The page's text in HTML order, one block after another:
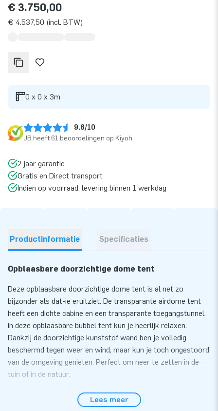
€ 3.750,00
€ 4.537,50 (incl. BTW)
0 x 0 x 3m
9.6/10
JB heeft 61 beoordelingen op Kiyoh
2 jaar garantie
Gratis en Direct transport
Indien op voorraad, levering binnen 1 werkdag
Productinformatie Specificaties
Opblaasbare doorzichtige dome tent
Deze opblaasbare doorzichtige dome tent is al net zo
bijzonder als dat-ie eruitziet. De transparante airdome tent
heeft een dichte cabine en een transparante toegangstunnel.
In deze opblaasbare bubbel tent kun je heerlijk relaxen.
Dankzij de doorzichtige kunststof wand ben je volledig
beschermd tegen weer en wind, maar kun je toch ongestoord
van de omgeving genieten. Perfect om neer te zetten in de
tuin of in de natuur.
Ontspannen in je transparante airdome tent
Lees meer